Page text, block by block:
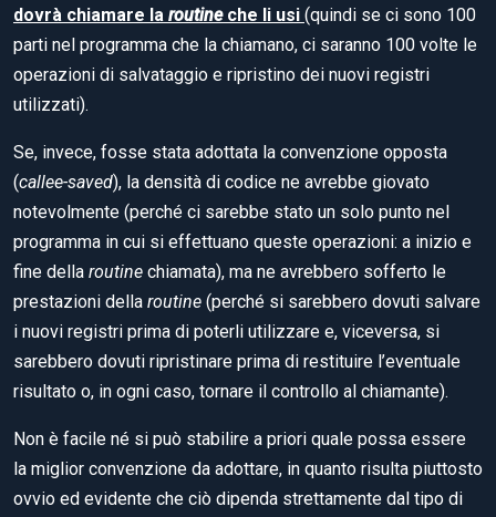
dovrà chiamare la routineche li usi (quindi se ci sono 100
parti nel programma che la chiamano, ci saranno 100 volte le
operazioni di salvataggio e ripristino dei nuovi registri
utilizzati).
Se, invece, fosse stata adottata la convenzione opposta
(callee-saved), la densità di codice ne avrebbe giovato
notevolmente (perché ci sarebbe stato un solo punto nel
programma in cui si effettuano queste operazioni: a inizio e
fine della routine chiamata), ma ne avrebbero sofferto le
prestazioni della routine (perché si sarebbero dovuti salvare
i nuovi registri prima di poterli utilizzare e, viceversa, si
sarebbero dovuti ripristinare prima di restituire l’eventuale
risultato o, in ogni caso, tornare il controllo al chiamante).
Non è facile né si può stabilire a priori quale possa essere
la miglior convenzione da adottare, in quanto risulta piuttosto
ovvio ed evidente che ciò dipenda strettamente dal tipo di